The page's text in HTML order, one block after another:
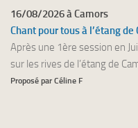
16/08/2026 à Camors
Chant pour tous à l’étang
Après une 1ère session en
sur les rives de l’étang de
Proposé par Céline F